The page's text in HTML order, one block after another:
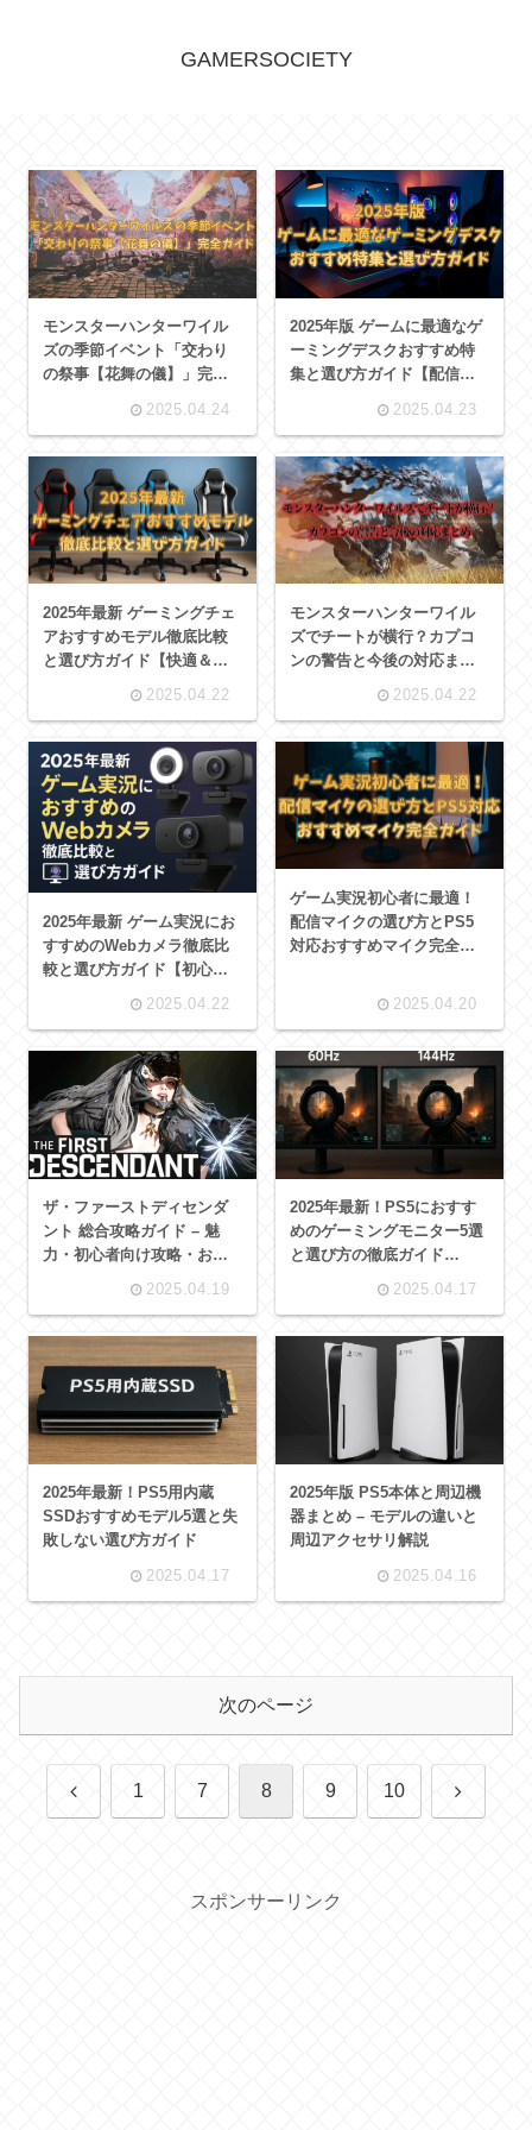
GAMERSOCIETY
モンスターハンターワイル
ズの季節イベント「交わり
の祭事【花舞の儀】」完全
トクエストの詳細情報
2025.04.24
2025年版 ゲームに最適なゲ
ーミングデスクおすすめ特
集と選び方ガイド【配信
2025.04.23
2025年最新 ゲーミングチェ
アおすすめモデル徹底比較
と選び方ガイド【快適＆集
2025.04.22
モンスターハンターワイル
ズでチートが横行？カプコ
ンの警告と今後の対応まと
2025.04.22
2025年最新 ゲーム実況にお
すすめのWebカメラ徹底比
較と選び方ガイド【初心者
2025.04.22
ゲーム実況初心者に最適！
配信マイクの選び方とPS5
対応おすすめマイク完全ガ
2025.04.20
ザ・ファーストディセンダ
ント 総合攻略ガイド – 魅
力・初心者向け攻略・おす
2025.04.19
2025年最新！PS5におすす
めのゲーミングモニター5選
と選び方の徹底ガイド
【4K・HDMI2.1対応モデル
2025.04.17
2025年最新！PS5用内蔵
SSDおすすめモデル5選と失
敗しない選び方ガイド
2025.04.17
2025年版 PS5本体と周辺機
器まとめ – モデルの違いと
周辺アクセサリ解説
2025.04.16
次のページ
前 1 7 8 9 10 次
スポンサーリンク